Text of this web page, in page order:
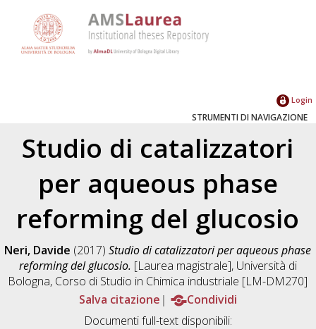
Login
STRUMENTI DI NAVIGAZIONE
Studio di catalizzatori
per aqueous phase
reforming del glucosio
Neri, Davide (2017)Studio di catalizzatori per aqueous phase
reforming del glucosio. [Laurea magistrale], Università di
Bologna, Corso di Studio in Chimica industriale [LM-DM270]
Salva citazione
Condividi
Documenti full-text disponibili: